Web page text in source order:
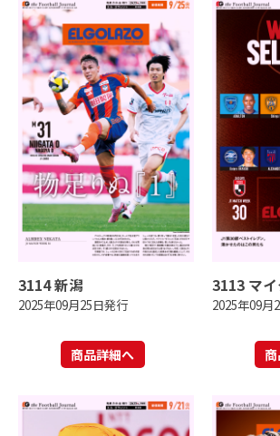
3114 新潟
2025年09月25日発行
商品詳細へ
3113 マ
2025年09月